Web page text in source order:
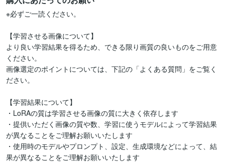
※必ずご一読ください。
【学習させる画像について】
より良い学習結果を得るため、できる限り画質の良いものをご用意
ください。
画像選定のポイントについては、下記の「よくある質問」をご覧く
ださい。
【学習結果について】
・LoRAの質は学習させる画像の質に大きく依存します
・提供いただく画像の質や数、学習に使うモデルによって学習結果
が異なることをご理解お願いいたします
・使用時のモデルやプロンプト、設定、生成環境などによって、結
果が異なることをご理解お願いいたします